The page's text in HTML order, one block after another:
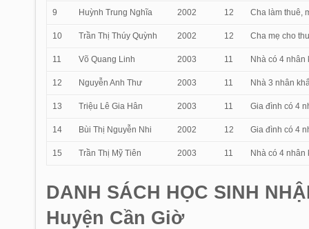
9 Huỳnh Trung Nghĩa 2002 12 Cha làm thuê,
10 Trần Thị Thúy Quỳnh 2002 12 Cha mẹ cho
11 Võ Quang Linh 2003 11 Nhà có 4 nhân
12 Nguyễn Anh Thư 2003 11 Nhà 3 nhân
13 Triệu Lê Gia Hân 2003 11 Gia đình có 4
14 Bùi Thị Nguyễn Nhi 2002 12 Gia đình có 4
15 Trần Thị Mỹ Tiên 2003 11 Nhà có 4 nhân
DANH SÁCH HỌC SINH
Huyện Cần Giờ